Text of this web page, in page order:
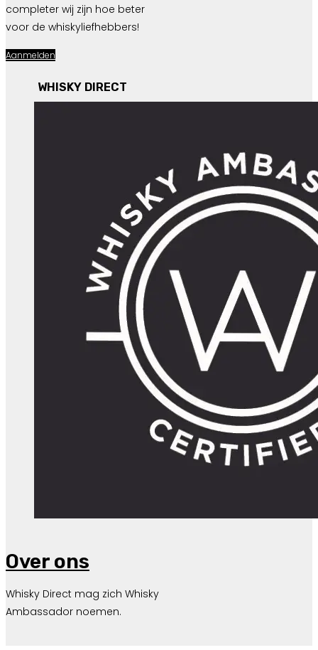
completer wij zijn hoe beter
voor de whiskyliefhebbers!
Aanmelden
WHISKY DIRECT
Over ons
Whisky Direct mag zich Whisky
Ambassador noemen.